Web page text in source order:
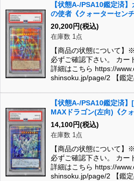
【状態A-/PSA10鑑定済
の使者《クォーターセン
{25DS-JP002}
20,200円(税込)
在庫数 1点
【商品の状態について
必ずご確認下さい。 カー
詳細はこちら https://
shinsoku.jp/page/2 【鑑
【状態A-/PSA10鑑定済
MAXドラゴン(左向)《ク
ークレット》{QCAC-
14,100円(税込)
在庫数 1点
【商品の状態について
必ずご確認下さい。 カー
詳細はこちら https://
shinsoku.jp/page/2 【鑑